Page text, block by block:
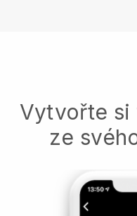
Vytvořte si
ze